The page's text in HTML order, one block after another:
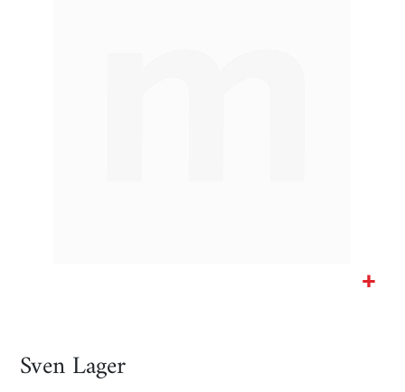
Bildgalerie
Sven Lager